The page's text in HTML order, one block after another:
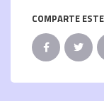
COMPARTE